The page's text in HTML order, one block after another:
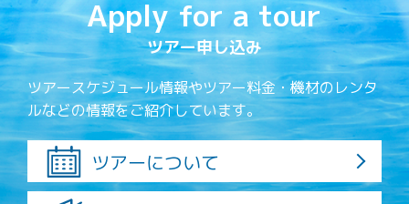
Apply for a tour
ツアー申し込み
ツアースケジュール情報やツアー料金・機材のレンタ
ルなどの情報をご紹介しています。
ツアーについて